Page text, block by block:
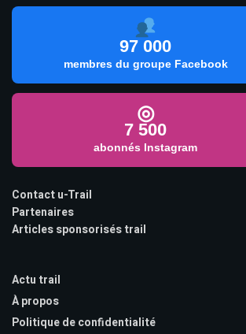
97 000
membres du groupe Facebook
◎
7 500
abonnés Instagram
Contact u-Trail
Partenaires
Articles sponsorisés trail
Actu trail
À propos
Politique de confidentialité